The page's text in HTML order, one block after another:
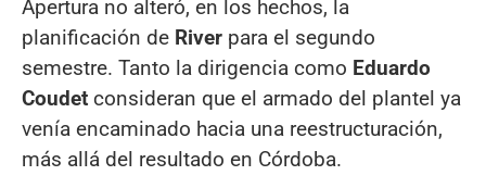
Apertura no alteró, en los hechos, la
planificación de River para el segundo
semestre. Tanto la dirigencia como Eduardo
Coudet consideran que el armado del plantel ya
venía encaminado hacia una reestructuración,
más allá del resultado en Córdoba.